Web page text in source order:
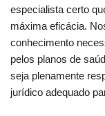
especialista certo
máxima eficácia.
conhecimento
pelos planos de
seja plenamente
jurídico adequado